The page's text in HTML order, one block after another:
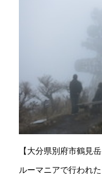
【大分県別府市鶴見
ルーマニアで行われ